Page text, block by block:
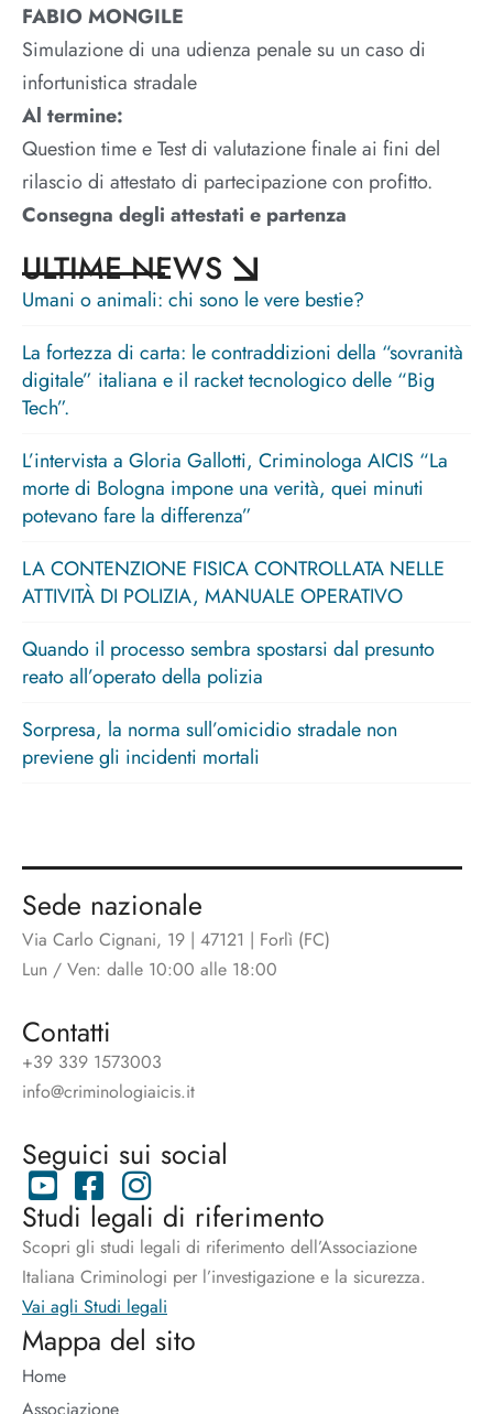
FABIO MONGILE
Simulazione di una udienza penale su un caso di
infortunistica stradale
Al termine:
Question time e Test di valutazione finale ai fini del
rilascio di attestato di partecipazione con profitto.
Consegna degli attestati e partenza
ULTIME NEWS
Umani o animali: chi sono le vere bestie?
La fortezza di carta: le contraddizioni della “sovranità
digitale” italiana e il racket tecnologico delle “Big
Tech”.
L’intervista a Gloria Gallotti, Criminologa AICIS “La
morte di Bologna impone una verità, quei minuti
potevano fare la differenza”
LA CONTENZIONE FISICA CONTROLLATA NELLE
ATTIVITÀ DI POLIZIA, MANUALE OPERATIVO
Quando il processo sembra spostarsi dal presunto
reato all’operato della polizia
Sorpresa, la norma sull’omicidio stradale non
previene gli incidenti mortali
Sede nazionale
Via Carlo Cignani, 19 | 47121 | Forlì (FC)
Lun / Ven: dalle 10:00 alle 18:00
Contatti
+39 339 1573003
info@criminologiaicis.it
Seguici sui social
Studi legali di riferimento
Scopri gli studi legali di riferimento dell’Associazione
Italiana Criminologi per l’investigazione e la sicurezza.
Vai agli Studi legali
Mappa del sito
Home